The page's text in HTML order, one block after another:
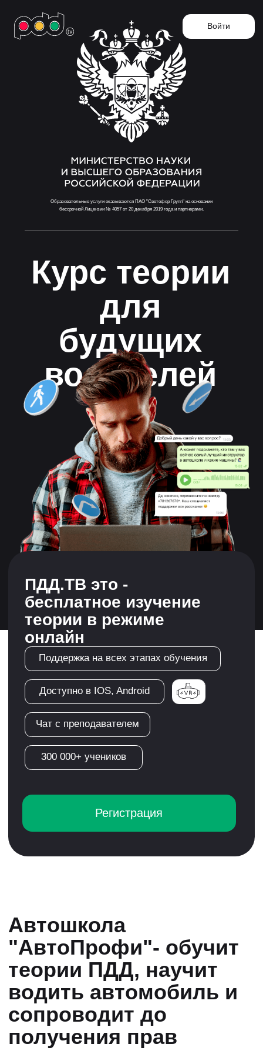
Курс теории
для
водителей
Поддержка на всех этапах обучения
300 000+ учеников
Доступно в IOS, Android
Чат с преподавателем
Регистрация
Образовательные услуги оказываются ПАО "Светофор Групп" на основании
ПДД.ТВ это -
бесплатное изучение
теории в режиме
Автошкола
"АвтоПрофи"- обучит
теории ПДД, научит
водить автомобиль и
сопроводит до
получения прав